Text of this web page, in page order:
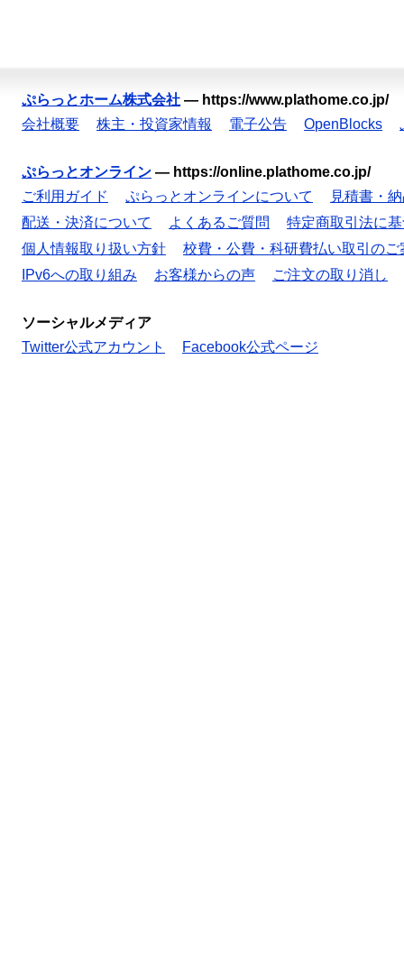
ぷらっとホーム株式会社 — https://www.plathome.co.jp/
会社概要
株主・投資家情報 電子公告 OpenBlocks
ぷらっとオンライン — https://online.plathome.co.jp/
ご利用ガイド
ぷらっとオンラインについて
見積書・
配送・決済について
よくあるご質問
特定商取引法に
個人情報取り扱い方針
校費・公費・科研費払い取引のご
IPv6への取り組み
お客様からの声 ご注文の取り消し
ソーシャルメディア
Twitter公式アカウント
Facebook公式ページ